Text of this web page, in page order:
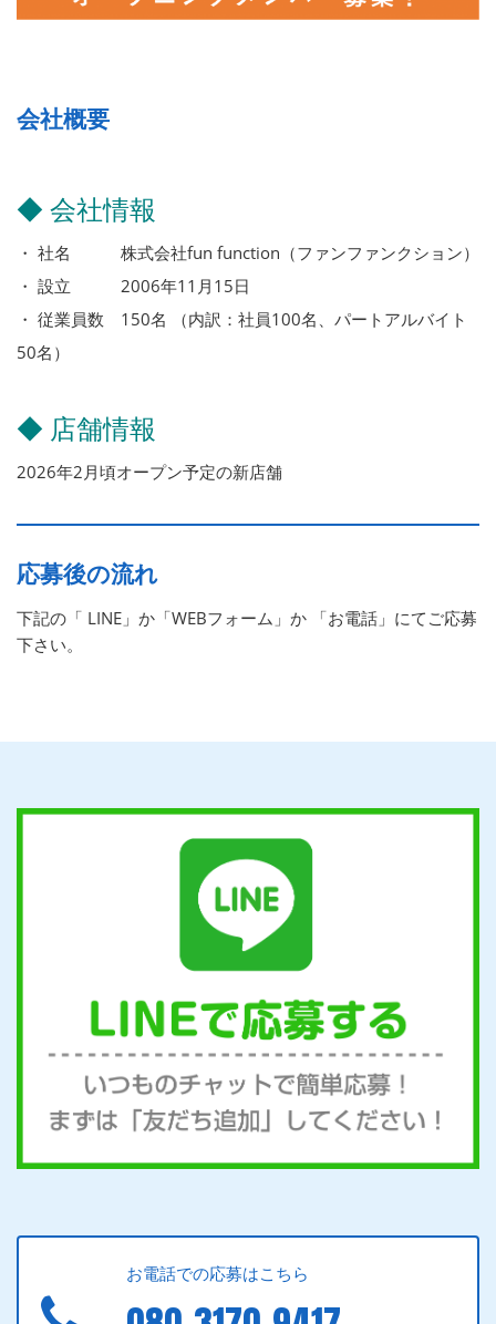
会社概要
◆ 会社情報
・ 社名 株式会社fun function（ファンファンクション）
・ 設立 2006年11月15日
・ 従業員数 150名 （内訳：社員100名、パートアルバイト
50名）
◆ 店舗情報
2026年2月頃オープン予定の新店舗
応募後の流れ
下記の「 LINE」か「WEBフォーム」か 「お電話」にてご応募
下さい。
お電話での応募はこちら